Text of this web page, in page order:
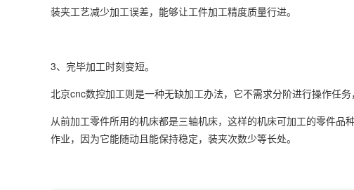
装夹工艺减少加工误差，能够让工件加工精度质量行进。
3、完毕加工时刻变短。
北京cnc数控加工则是一种无缺加工办法，它不需求分阶进行操作任
从前加工零件所用的机床都是三轴机床，这样的机床可加工的零件
作业，因为它能随动且能保持稳定，装夹次数少等长处。